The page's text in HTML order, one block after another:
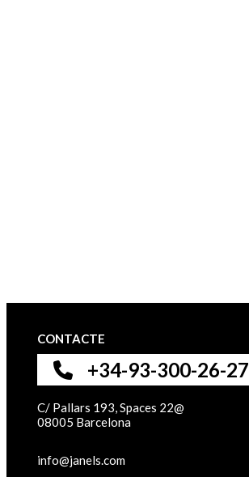
CONTACTE
+34-93-300-26-27
C/ Pallars 193, Spaces 22@
08005 Barcelona
info@janels.com